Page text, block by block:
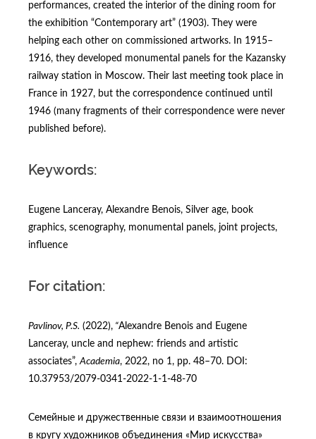
performances, created the interior of the dining room for
the exhibition “Contemporary art” (1903). They were
helping each other on commissioned artworks. In 1915–
1916, they developed monumental panels for the Kazansky
railway station in Moscow. Their last meeting took place in
France in 1927, but the correspondence continued until
1946 (many fragments of their correspondence were never
published before).
Keywords:
Eugene Lanceray, Alexandre Benois, Silver age, book
graphics, scenography, monumental panels, joint projects,
influence
For citation:
Pavlinov, P.S. (2022), “Alexandre Benois and Eugene
Lanсeray, uncle and nephew: friends and artistic
associates”,Academia, 2022, no 1, pp. 48–70. DOI:
10.37953/2079-0341-2022-1-1-48-70
Семейные и дружественные связи и взаимоотношения
в кругу художников объединения «Мир искусства»